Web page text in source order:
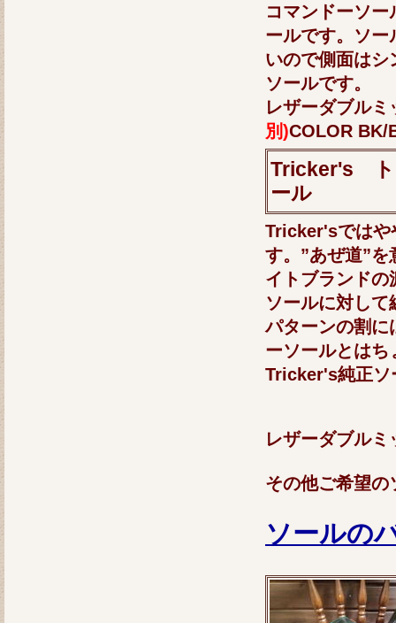
コマンドーソ
ールです。ソー
いので側面はシ
ソールです。
レザーダブル
別)COLOR BK/
Tricker's ト
ール
Tricker'sではや
す。”あぜ道”
イトブランドの
ソールに対し
パターンの割に
ーソールとはち
Tricker's純正ソ
レザーダブル
その他ご希望の
ソールの